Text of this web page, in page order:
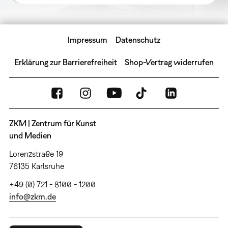
Impressum Datenschutz
Erklärung zur Barrierefreiheit Shop-Vertrag widerrufen
ZKM | Zentrum für Kunst
und Medien
Lorenzstraße 19
76135 Karlsruhe
+49 (0) 721 - 8100 - 1200
info@zkm.de